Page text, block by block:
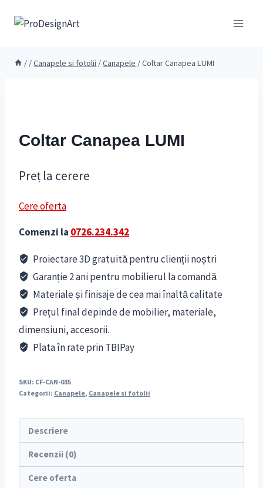
/ /Canapele si fotolii /Canapele /Coltar Canapea LUMI
Coltar Canapea LUMI
Preț la cerere
Cere oferta
Comenzi la 0726.234.342
Proiectare 3D gratuită pentru clienții noștri
Garanție 2 ani pentru mobilierul la comandă
Materiale și finisaje de cea mai înaltă calitate
Prețul final depinde de mobilier, materiale,
dimensiuni, accesorii.
Plata în rate prin TBIPay
SKU: CF-CAN-035
Categorii: Canapele, Canapele si fotolii
Descriere
Recenzii (0)
Cere oferta